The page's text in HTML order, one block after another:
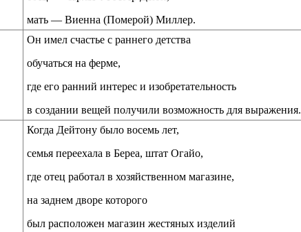
мать — Виенна (Померой) Миллер.
Он имел счастье с раннего детства
обучаться на ферме,
где его ранний интерес и изобретательность
в создании вещей получили возможность для выражения.
Когда Дейтону было восемь лет,
семья переехала в Береа, штат Огайо,
где отец работал в хозяйственном магазине,
на заднем дворе которого
был расположен магазин жестяных изделий